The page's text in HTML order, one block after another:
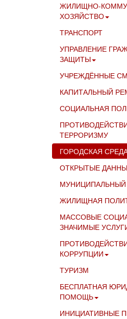
ЖИЛИЩНО-
ХОЗЯЙСТВО
ТРАНСПОРТ
УПРАВЛЕНИЕ
ЗАЩИТЫ
УЧРЕЖДЁННЫЕ
КАПИТАЛЬНЫЙ
СОЦИАЛЬНАЯ
ТЕРРОРИЗМУ
ГОРОДСКАЯ
ОТКРЫТЫЕ
ЖИЛИЩНАЯ
МАССОВЫЕ
ЗНАЧИМЫЕ
КОРРУПЦИИ
ТУРИЗМ
БЕСПЛАТНАЯ
ПОМОЩЬ
ИНИЦИАТИВНЫЕ